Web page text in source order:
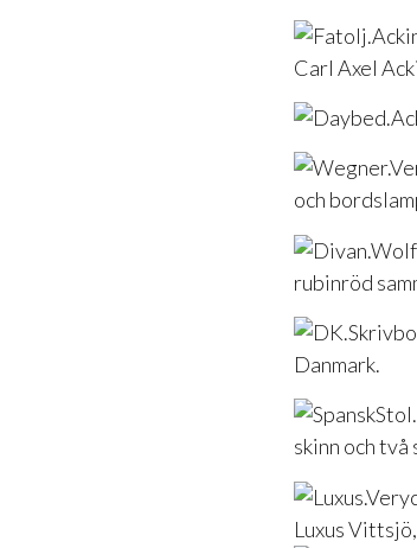
Carl Axel
och
rubinröd
Danmark.
skinn och
Luxus